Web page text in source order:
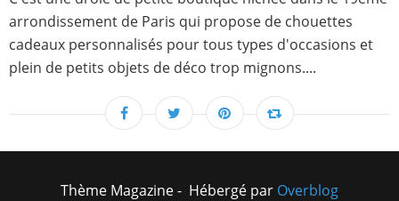
arrondissement de Paris qui propose de chouettes
cadeaux personnalisés pour tous types d'occasions et
plein de petits objets de déco trop mignons....
Thème Magazine - Hébergé par Overblog